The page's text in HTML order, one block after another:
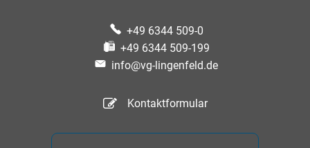
+49 6344 509-0
+49 6344 509-199
info@vg-lingenfeld.de
Kontaktformular